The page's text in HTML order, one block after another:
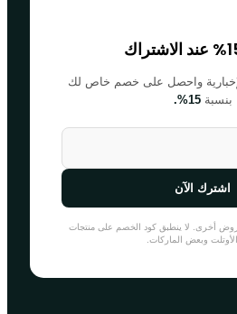
واحصل على خصم خاص لك
بنسبة15%.
اشترك الآن
أخرى. لا ينطبق كود الخصم على منتجات
وبعض الماركات.